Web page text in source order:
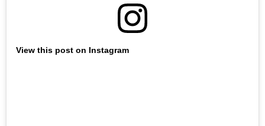
View this post on Instagram